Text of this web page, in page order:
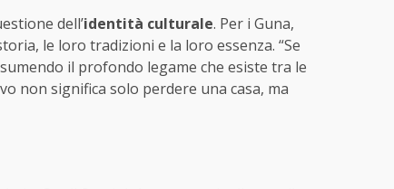
dell’identità culturale. Per i Guna,
le loro tradizioni e la loro essenza. “Se
il profondo legame che esiste tra le
non significa solo perdere una casa, ma